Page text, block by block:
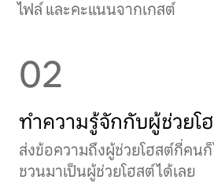
ไฟล์ และคะแนนจากเกสต์
02
ทำความรู้จักกับผู้ช่วยโ
ส่งข้อความถึงผู้ช่วยโฮสต์กี่คน
ชวนมาเป็นผู้ช่วยโฮสต์ได้เลย